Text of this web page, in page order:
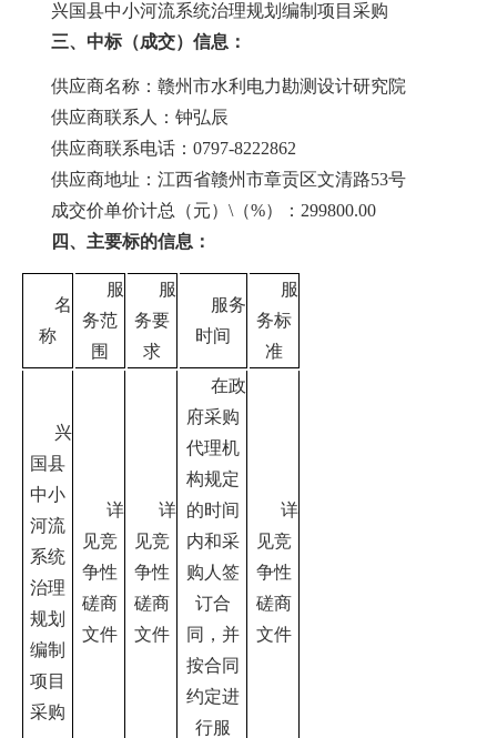
兴国县中小河流系统治理规划编制项目采购
三、中标（成交）信息：
供应商名称：赣州市水利电力勘测设计研究院
供应商联系人：钟弘辰
供应商联系电话： 0797-8222862
供应商地址：江西省赣州市章贡区文清路53号
成交价单价计总（元） \（%）：299800.00
四、主要标的信息：
名
称
服
务范
围
服
务要
求
服务
时间
服
务标
准
兴
国县
中小
河流
系统
治理
规划
编制
项目
采购
详
见竞
争性
磋商
文件
详
见竞
争性
磋商
文件
在政
府采购
代理机
构规定
的时间
内和采
购人签
订合
同，并
按合同
约定进
行服
详
见竞
争性
磋商
文件